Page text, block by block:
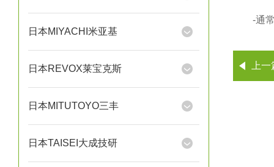
日本MIYACHI米亚基
日本REVOX莱宝克斯
日本MITUTOYO三丰
日本TAISEI大成技研
-通常
上